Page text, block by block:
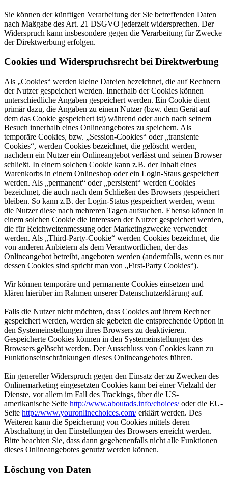
Sie können der künftigen Verarbeitung der Sie betreffenden Daten
nach Maßgabe des Art. 21 DSGVO jederzeit widersprechen. Der
Widerspruch kann insbesondere gegen die Verarbeitung für Zwecke
der Direktwerbung erfolgen.
Cookies und Widerspruchsrecht bei Direktwerbung
Als „Cookies“ werden kleine Dateien bezeichnet, die auf Rechnern
der Nutzer gespeichert werden. Innerhalb der Cookies können
unterschiedliche Angaben gespeichert werden. Ein Cookie dient
primär dazu, die Angaben zu einem Nutzer (bzw. dem Gerät auf
dem das Cookie gespeichert ist) während oder auch nach seinem
Besuch innerhalb eines Onlineangebotes zu speichern. Als
temporäre Cookies, bzw. „Session-Cookies“ oder „transiente
Cookies“, werden Cookies bezeichnet, die gelöscht werden,
nachdem ein Nutzer ein Onlineangebot verlässt und seinen Browser
schließt. In einem solchen Cookie kann z.B. der Inhalt eines
Warenkorbs in einem Onlineshop oder ein Login-Staus gespeichert
werden. Als „permanent“ oder „persistent“ werden Cookies
bezeichnet, die auch nach dem Schließen des Browsers gespeichert
bleiben. So kann z.B. der Login-Status gespeichert werden, wenn
die Nutzer diese nach mehreren Tagen aufsuchen. Ebenso können in
einem solchen Cookie die Interessen der Nutzer gespeichert werden,
die für Reichweitenmessung oder Marketingzwecke verwendet
werden. Als „Third-Party-Cookie“ werden Cookies bezeichnet, die
von anderen Anbietern als dem Verantwortlichen, der das
Onlineangebot betreibt, angeboten werden (andernfalls, wenn es nur
dessen Cookies sind spricht man von „First-Party Cookies“).
Wir können temporäre und permanente Cookies einsetzen und
klären hierüber im Rahmen unserer Datenschutzerklärung auf.
Falls die Nutzer nicht möchten, dass Cookies auf ihrem Rechner
gespeichert werden, werden sie gebeten die entsprechende Option in
den Systemeinstellungen ihres Browsers zu deaktivieren.
Gespeicherte Cookies können in den Systemeinstellungen des
Browsers gelöscht werden. Der Ausschluss von Cookies kann zu
Funktionseinschränkungen dieses Onlineangebotes führen.
Ein genereller Widerspruch gegen den Einsatz der zu Zwecken des
Onlinemarketing eingesetzten Cookies kann bei einer Vielzahl der
Dienste, vor allem im Fall des Trackings, über die US-
amerikanische Seite http://www.aboutads.info/choices/oder die EU-
Seite http://www.youronlinechoices.com/erklärt werden. Des
Weiteren kann die Speicherung von Cookies mittels deren
Abschaltung in den Einstellungen des Browsers erreicht werden.
Bitte beachten Sie, dass dann gegebenenfalls nicht alle Funktionen
dieses Onlineangebotes genutzt werden können.
Löschung von Daten